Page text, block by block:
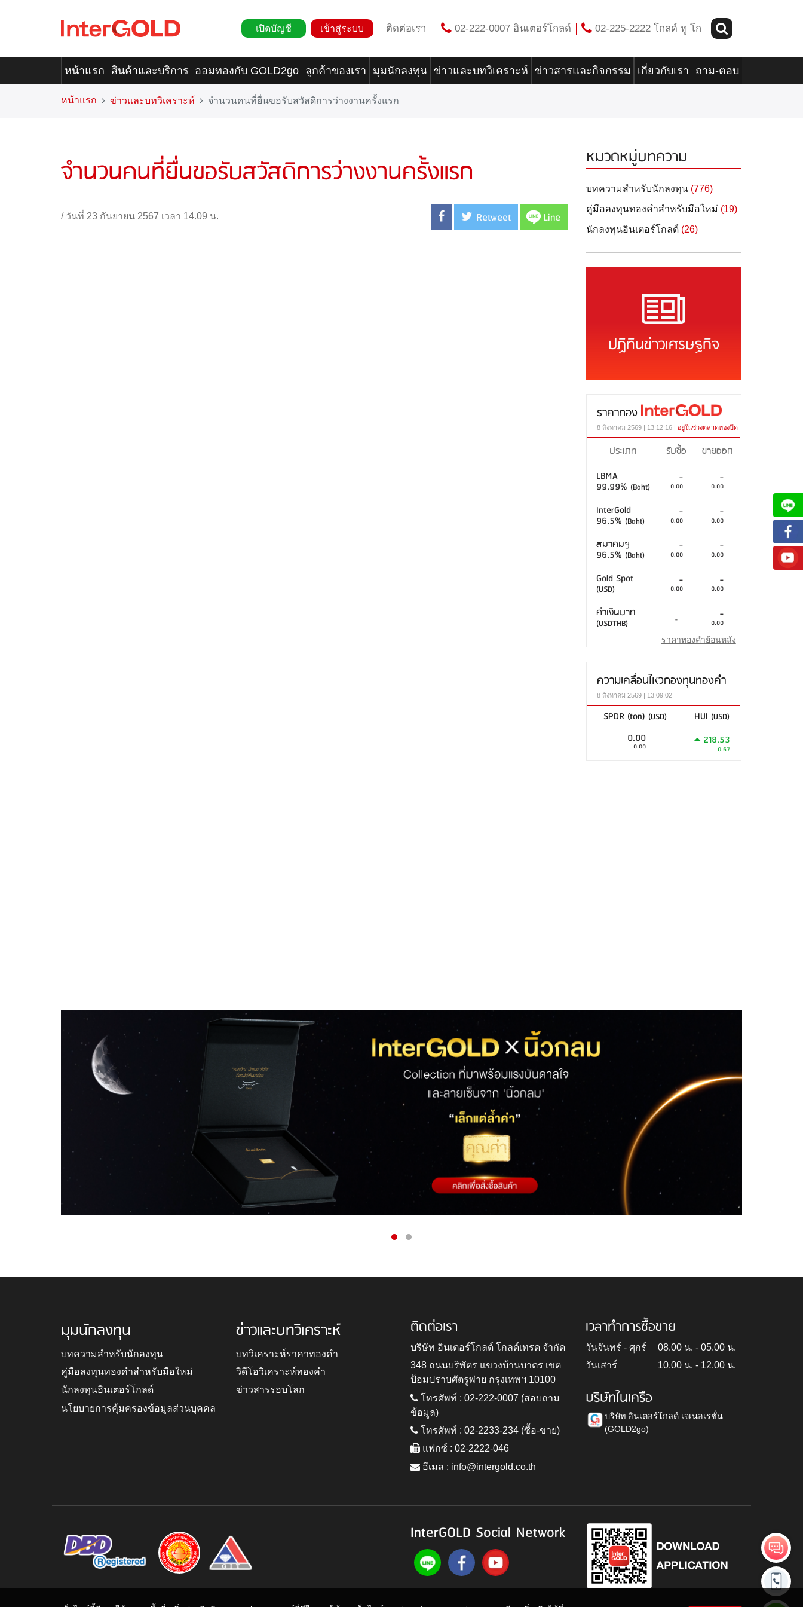
เปิดบัญชี เข้าสู่ระบบ ติดต่อเรา 02-222-0007 อินเตอร์โกลด์ 02-225-2222 โกลด์ ทู โก
หน้าแรก สินค้าและบริการ ออมทองกับ GOLD2go ลูกค้าของเรา มุมนักลงทุน ข่าวและบทวิเคราะห์ ข่าวสารและกิจกรรม เกี่ยวกับเรา ถาม-ตอบ
หน้าแรก ข่าวและบทวิเคราะห์ จำนวนคนที่ยื่นขอรับสวัสดิการว่างงานครั้งแรก
จำนวนคนที่ยื่นขอรับสวัสดิการว่างงานครั้งแรก
/ วันที่ 23 กันยายน 2567 เวลา 14.09 น. Retweet Line
หมวดหมู่บทความ
บทความสำหรับนักลงทุน (776)
คู่มือลงทุนทองคำสำหรับมือใหม่ (19)
นักลงทุนอินเตอร์โกลด์ (26)
ปฏิทินข่าวเศรษฐกิจ
ราคาทอง
8 สิงหาคม 2569 | 13:12:16 | อยู่ในช่วงตลาดทองปิด
ประเภท รับซื้อ
ขายออก
LBMA
99.99% (Baht)
-
0.00
-
0.00
InterGold
96.5% (Baht)
-
0.00
-
0.00
สมาคมฯ
96.5% (Baht)
-
0.00
-
0.00
Gold Spot
(USD)
-
0.00
-
0.00
ค่าเงินบาท
(USDTHB) - -
0.00
ราคาทองคำย้อนหลัง
ความเคลื่อนไหวกองทุนทองคำ
8 สิงหาคม 2569 | 13:09:02
SPDR (ton) (USD) HUI (USD)
0.00
0.00 218.53
0.67
มุมนักลงทุน
บทความสำหรับนักลงทุน
คู่มือลงทุนทองคำสำหรับมือใหม่
นักลงทุนอินเตอร์โกลด์
นโยบายการคุ้มครองข้อมูลส่วนบุคคล
ข่าวและบทวิเคราะห์
บทวิเคราะห์ราคาทองคำ
วิดีโอวิเคราะห์ทองคำ
ข่าวสารรอบโลก
ติดต่อเรา
บริษัท อินเตอร์โกลด์ โกลด์เทรด จำกัด
348 ถนนบริพัตร แขวงบ้านบาตร เขต
ป้อมปราบศัตรูพ่าย กรุงเทพฯ 10100
โทรศัพท์ : 02-222-0007 (สอบถาม
ข้อมูล)
โทรศัพท์ : 02-2233-234 (ซื้อ-ขาย)
แฟกซ์ : 02-2222-046
อีเมล : info@intergold.co.th
เวลาทำการซื้อขาย
วันจันทร์ - ศุกร์
08.00 น. - 05.00 น.
วันเสาร์
10.00 น. - 12.00 น.
บริษัทในเครือ
บริษัท อินเตอร์โกลด์ เจเนอเรชั่น
(GOLD2go)
InterGOLD Social Network